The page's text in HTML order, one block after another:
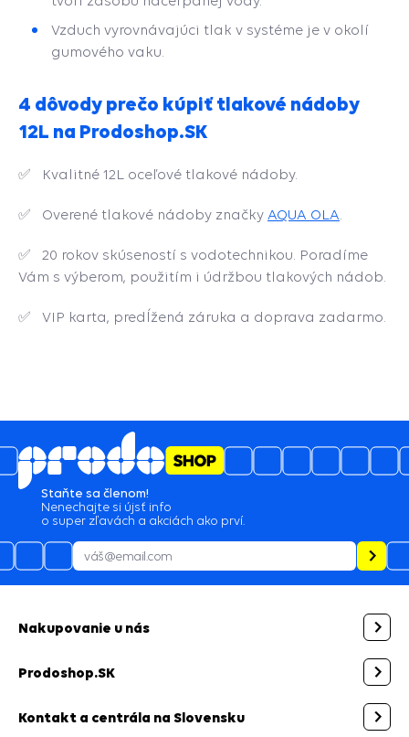
Vzduch vyrovnávajúci tlak v systéme je v okolí
gumového vaku.
4 dôvody prečo kúpiť tlakové nádoby
12L na Prodoshop.SK
✅ Kvalitné 12L oceľové tlakové nádoby.
✅ Overené tlakové nádoby značky AQUA OLA
✅ 20 rokov skúseností s vodotechnikou. Poradíme
Vám s výberom, použitím i údržbou tlakových nádob.
✅ VIP karta, predĺžená záruka a doprava zadarmo.
Staňte sa členom!
Nenechajte si újsť info
o super zľavách a akciách ako prví.
Nakupovanie u nás
Prodoshop.SK
Kontakt a centrála na Slovensku